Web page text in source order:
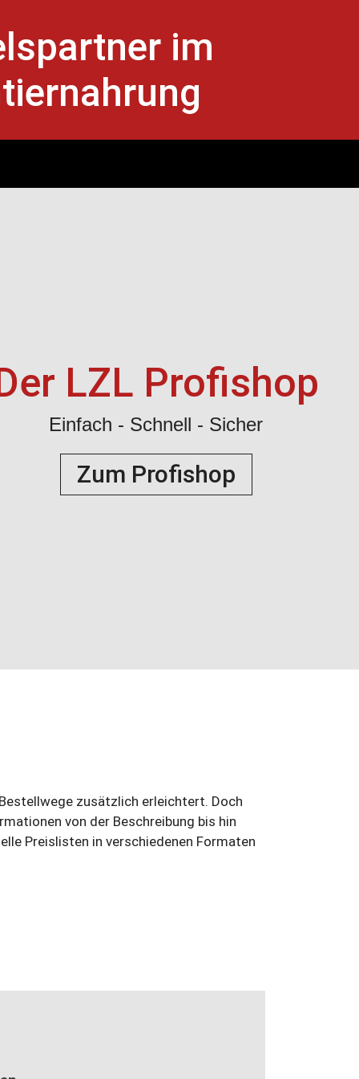
im
LZL Profishop
Einfach - Schnell - Sicher
Zum Profishop
zusätzlich erleichtert. Doch
von der Beschreibung bis hin
Preislisten in verschiedenen Formaten